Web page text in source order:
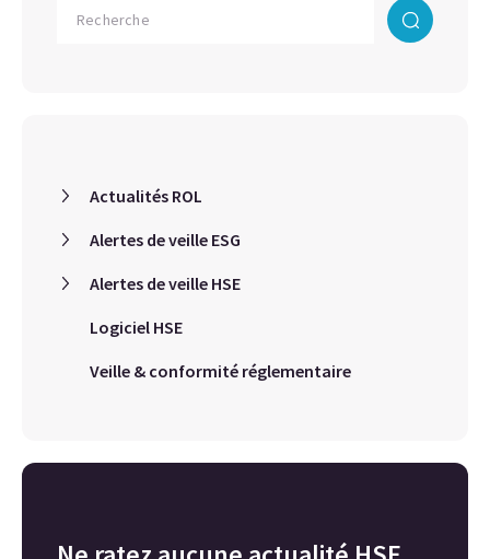
Actualités ROL
Alertes de veille ESG
Alertes de veille HSE
Logiciel HSE
Veille & conformité réglementaire